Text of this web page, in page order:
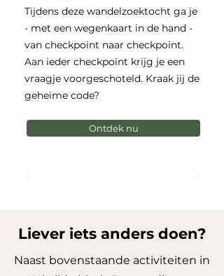
Tijdens deze wandelzoektocht ga je
- met een wegenkaart in de hand -
van checkpoint naar checkpoint.
Aan ieder checkpoint krijg je een
vraagje voorgeschoteld. Kraak jij de
geheime code?
Ontdek nu
Liever iets anders doen?
Naast bovenstaande activiteiten in